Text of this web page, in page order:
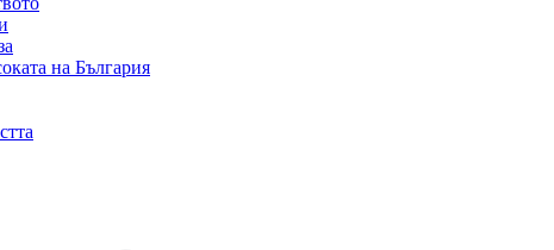
на България